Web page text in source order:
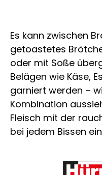
Es kann zwischen
getoastetes
oder mit Soße
Belägen wie Käse,
garniert werden –
Kombination
Fleisch mit der
bei jedem Bissen